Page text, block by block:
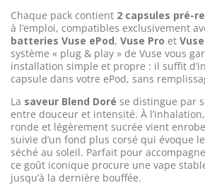
Chaque pack contient 2 capsules pré-
à l’emploi, compatibles exclusivement
batteries Vuse ePod, Vuse Pro et
système « plug & play » de Vuse vous
installation simple et propre : il suffit
capsule dans votre ePod, sans
La saveur Blend Doré se distingue par
entre douceur et intensité. À
ronde et légèrement sucrée vient
suivie d’un fond plus corsé qui évoque
séché au soleil. Parfait pour
ce goût iconique procure une vape
jusqu’à la dernière bouffée.